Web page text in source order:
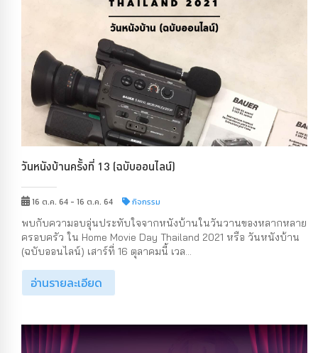
วันหนังบ้านครั้งที่ 13 (ฉบับออนไลน์)
16 ต.ค. 64 - 16 ต.ค. 64 กิจกรรม
พบกับความอบอุ่นประทับใจจากหนังบ้านในวันวานของหลากหลาย
ครอบครัว ใน Home Movie Day Thailand 2021 หรือ วันหนังบ้าน
(ฉบับออนไลน์) เสาร์ที่ 16 ตุลาคมนี้ เวล...
อ่านรายละเอียด